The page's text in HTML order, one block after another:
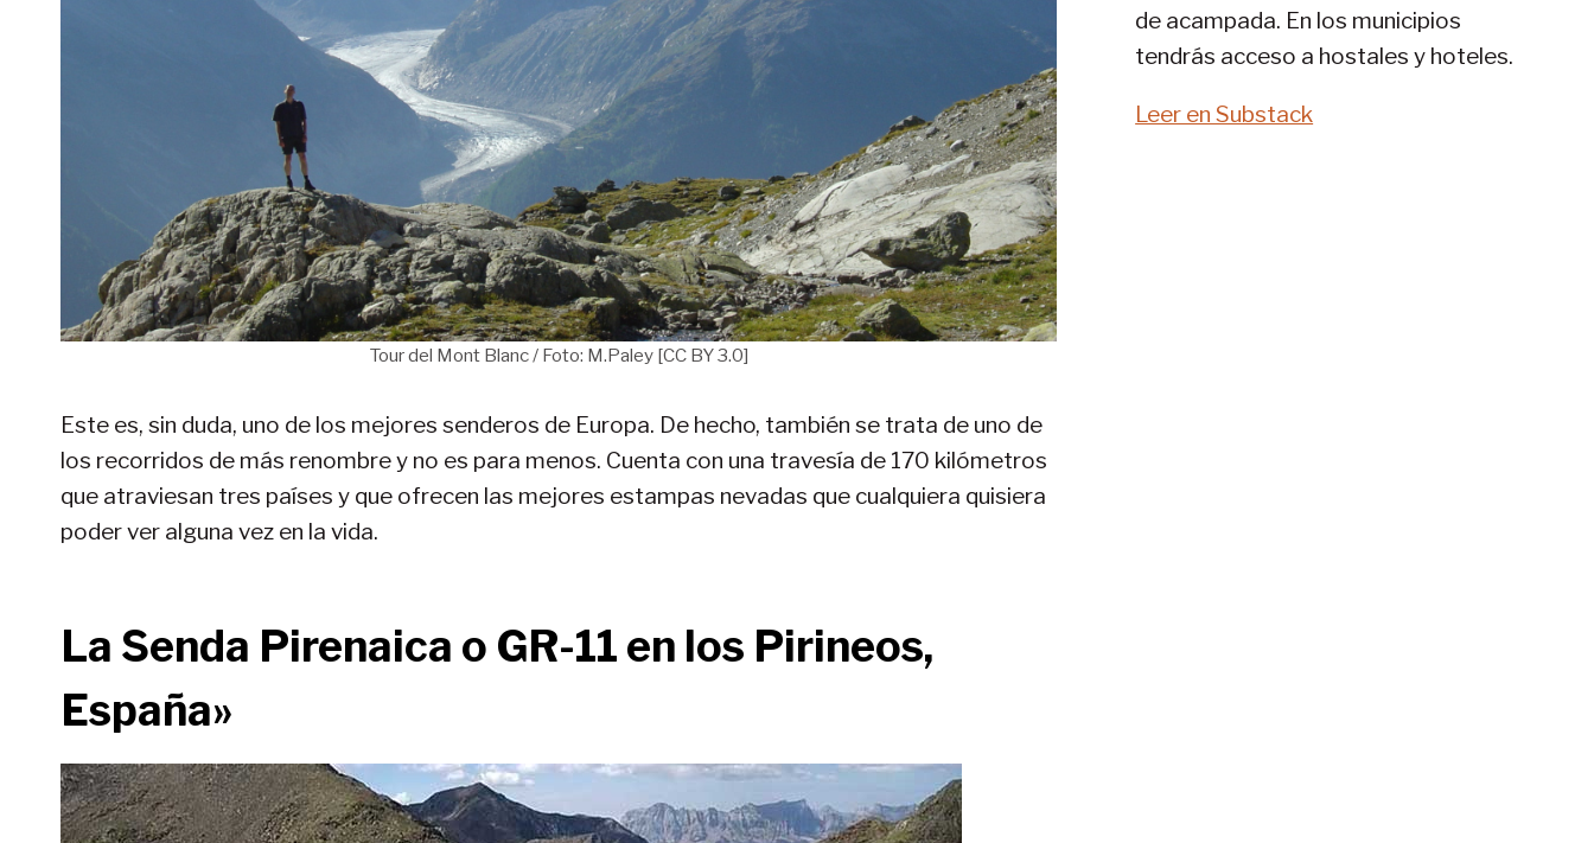
Tour del Mont Blanc / Foto: M.Paley [CC BY 3.0]
Este es, sin duda, uno de los mejores senderos de Europa. De hecho, también se trata de uno de
los recorridos de más renombre y no es para menos. Cuenta con una travesía de 170 kilómetros
que atraviesan tres países y que ofrecen las mejores estampas nevadas que cualquiera quisiera
poder ver alguna vez en la vida.
La Senda Pirenaica o GR-11 en los Pirineos,
España»
de acampada. En los municipios
tendrás acceso a hostales y hoteles.
Leer en Substack